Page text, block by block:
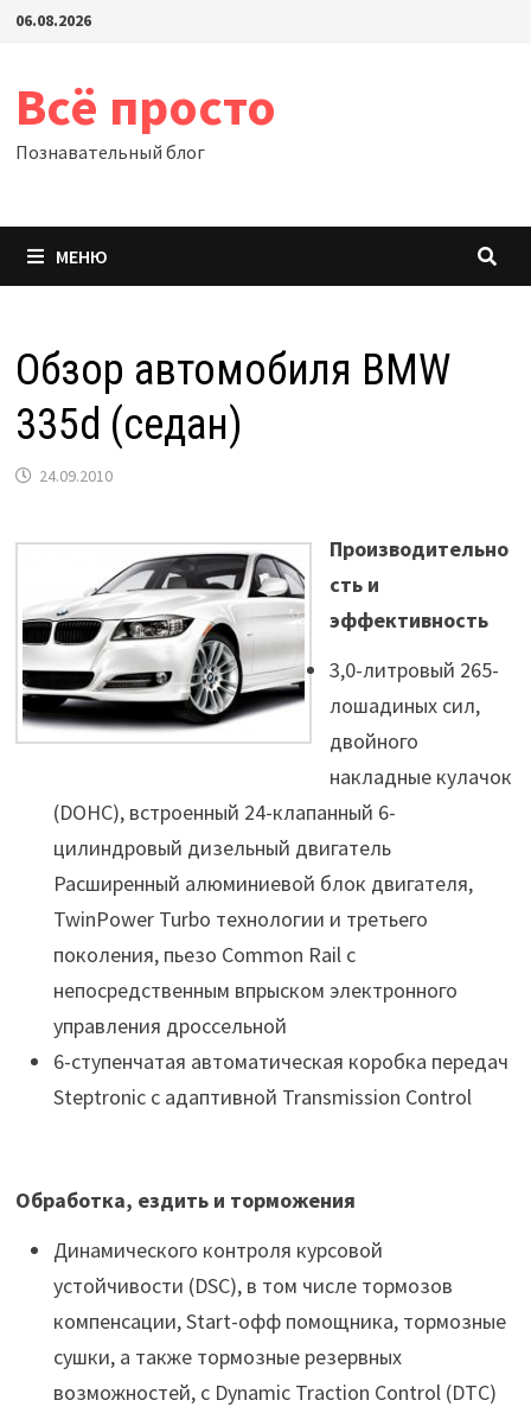
Перейти
06.08.2026
Всё просто
Познавательный блог
МЕНЮ
Обзор автомобиля BMW
335d (седан)
24.09.2010
Производительно
сть и
эффективность
3,0-литровый 265-
лошадиных сил,
двойного
накладные кулачок
(DOHC), встроенный 24-клапанный 6-
цилиндровый дизельный двигатель
Расширенный алюминиевой блок двигателя,
TwinPower Turbo технологии и третьего
поколения, пьезо Common Rail с
непосредственным впрыском электронного
управления дроссельной
6-ступенчатая автоматическая коробка передач
Steptronic с адаптивной Transmission Control
Обработка, ездить и торможения
Динамического контроля курсовой
устойчивости (DSC), в том числе тормозов
компенсации, Start-офф помощника, тормозные
сушки, а также тормозные резервных
возможностей, с Dynamic Traction Control (DTC)